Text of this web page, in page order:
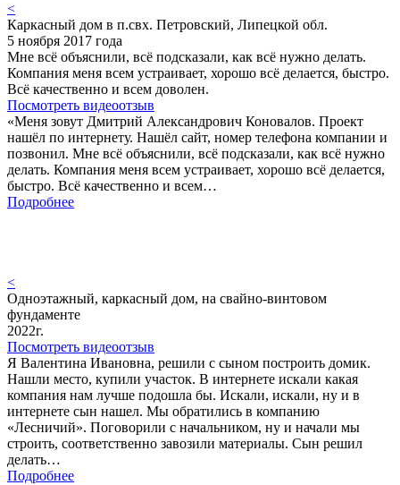
<
Каркасный дом в п.свх. Петровский, Липецкой обл.
5 ноября 2017 года
Мне всё объяснили, всё подсказали, как всё нужно делать.
Компания меня всем устраивает, хорошо всё делается, быстро.
Всё качественно и всем доволен.
Посмотреть видеоотзыв
«Меня зовут Дмитрий Александрович Коновалов. Проект
нашёл по интернету. Нашёл сайт, номер телефона компании и
позвонил. Мне всё объяснили, всё подсказали, как всё нужно
делать. Компания меня всем устраивает, хорошо всё делается,
быстро. Всё качественно и всем…
Подробнее
<
Одноэтажный, каркасный дом, на свайно-винтовом
фундаменте
2022г.
Посмотреть видеоотзыв
Я Валентина Ивановна, решили с сыном построить домик.
Нашли место, купили участок. В интернете искали какая
компания нам лучше подошла бы. Искали, искали, ну и в
интернете сын нашел. Мы обратились в компанию
«Лесничий». Поговорили с начальником, ну и начали мы
строить, соответственно завозили материалы. Сын решил
делать…
Подробнее